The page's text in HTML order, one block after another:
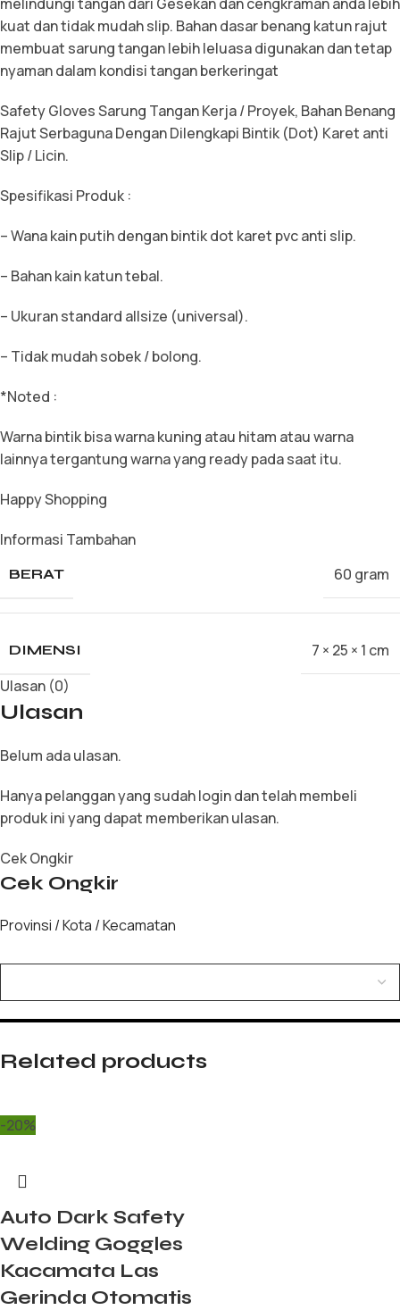
kuat dan tidak mudah slip. Bahan dasar benang katun rajut
membuat sarung tangan lebih leluasa digunakan dan tetap
nyaman dalam kondisi tangan berkeringat
Safety Gloves Sarung Tangan Kerja / Proyek, Bahan Benang
Rajut Serbaguna Dengan Dilengkapi Bintik (Dot) Karet anti
Slip / Licin.
Spesifikasi Produk :
– Wana kain putih dengan bintik dot karet pvc anti slip.
– Bahan kain katun tebal.
– Ukuran standard allsize (universal).
– Tidak mudah sobek / bolong.
*Noted :
Warna bintik bisa warna kuning atau hitam atau warna
lainnya tergantung warna yang ready pada saat itu.
Happy Shopping
Informasi Tambahan
BERAT 60 gram
DIMENSI
7 × 25 × 1 cm
Ulasan (0)
Ulasan
Belum ada ulasan.
Hanya pelanggan yang sudah login dan telah membeli
produk ini yang dapat memberikan ulasan.
Cek Ongkir
Cek Ongkir
Provinsi / Kota / Kecamatan
Related products
-20%
Auto Dark Safety
Welding Goggles
Kacamata Las
Gerinda Otomatis